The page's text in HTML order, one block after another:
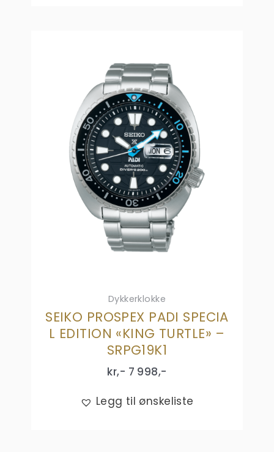
Dykkerklokke
SEIKO PROSPEX PADI SPECIA
L EDITION «KING TURTLE» –
SRPG19K1
kr,- 7 998,-
Legg til ønskeliste